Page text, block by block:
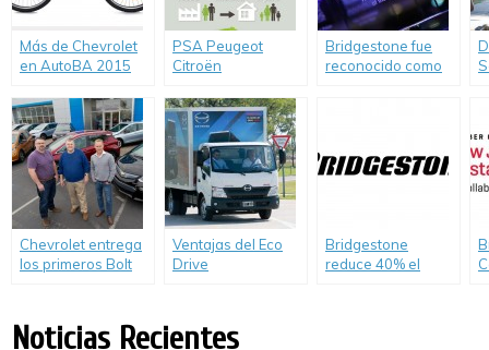
Más de Chevrolet
en AutoBA 2015
Sustentable
PSA Peugeot
Citroën
el medio ambiente
Bridgestone fue
reconocido como
Chevrolet entrega
los primeros Bolt
Ventajas del Eco
Drive
Bridgestone
reduce 40% el
Noticias Recientes